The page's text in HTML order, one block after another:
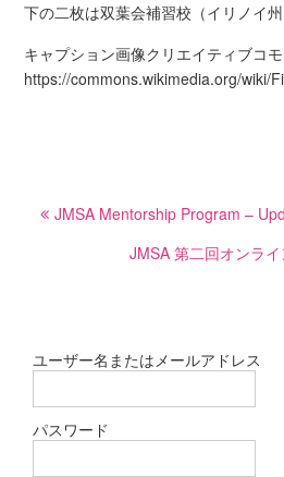
下の二枚は双葉会補習校（イリノイ州
キャプション画像クリエイティブコ
https://commons.wikimedia.org/wiki/
稿
シ
ョ
ン
JMSA Mentorship Program –
JMSA 第二回オンラ
ユーザー名またはメールアドレス
パスワード